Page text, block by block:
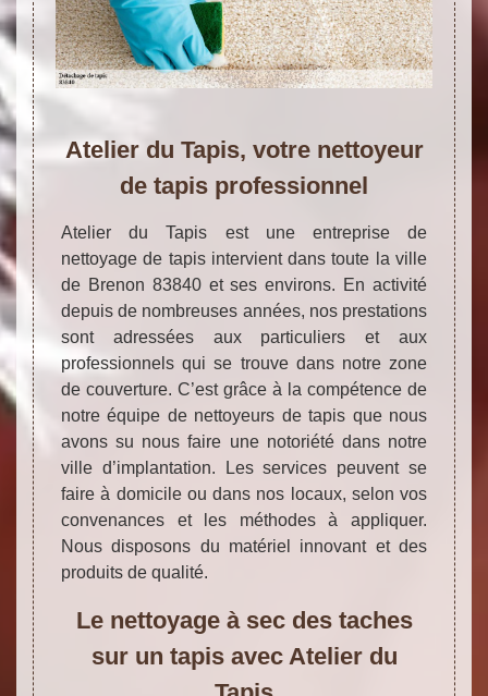
Atelier du Tapis, votre nettoyeur
de tapis professionnel
Atelier du Tapis est une entreprise de
nettoyage de tapis intervient dans toute la ville
de Brenon 83840 et ses environs. En activité
depuis de nombreuses années, nos prestations
sont adressées aux particuliers et aux
professionnels qui se trouve dans notre zone
de couverture. C’est grâce à la compétence de
notre équipe de nettoyeurs de tapis que nous
avons su nous faire une notoriété dans notre
ville d’implantation. Les services peuvent se
faire à domicile ou dans nos locaux, selon vos
convenances et les méthodes à appliquer.
Nous disposons du matériel innovant et des
produits de qualité.
Le nettoyage à sec des taches
sur un tapis avec Atelier du